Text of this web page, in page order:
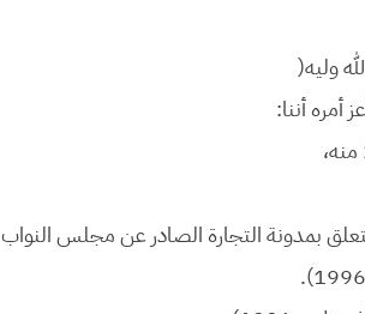
وليه(
أمره أننا:
بالجريدة الرسمية عقب ظهيرنا الشريف هذا القانون رقم 15.95 المتعلق بمدونة التجارة الصادر عن مجلس النواب